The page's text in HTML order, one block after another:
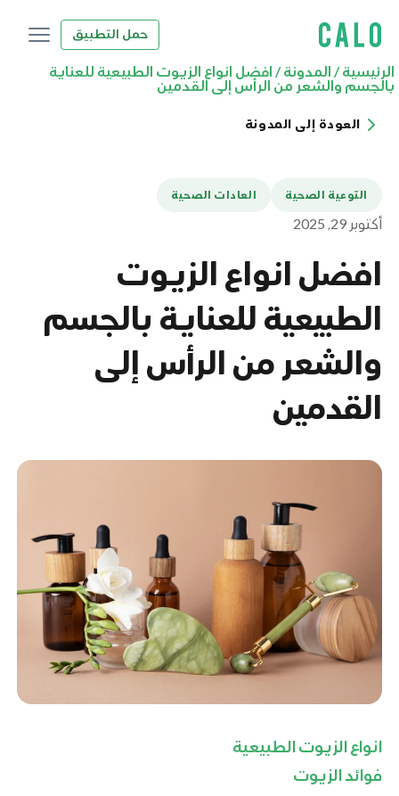
حمل التطبيق
الرئيسية/ المدونة/ افضل انواع الزيوت الطبيعية للعناية
بالجسم والشعر من الرأس إلى القدمين
العودة إلى المدونة
التوعية الصحية العادات الصحية
أكتوبر 29, 2025
افضل انواع الزيوت
الطبيعية للعناية بالجسم
والشعر من الرأس إلى
القدمين
انواع الزيوت الطبيعية
فوائد الزيوت